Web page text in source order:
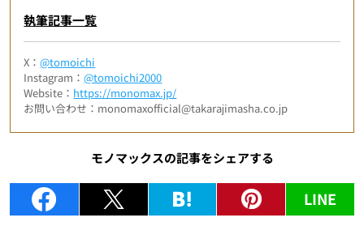
執筆記事一覧
X：@tomoichi
Instagram：@tomoichi2000
Website： https://monomax.jp/
お問い合わせ：monomaxofficial@takarajimasha.co.jp
モノマックスの記事をシェアする
LINE